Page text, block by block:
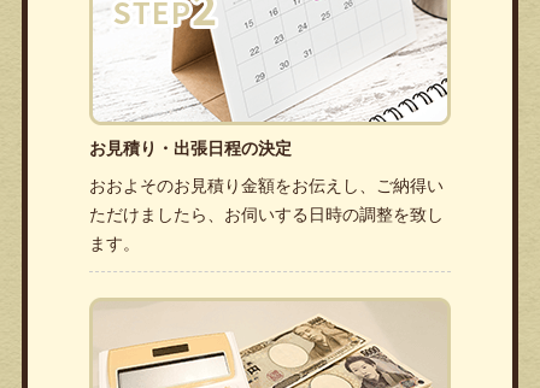
お見積り・出張日程の決定
おおよそのお見積り金額をお伝えし、ご納得い
ただけましたら、お伺いする日時の調整を致し
ます。